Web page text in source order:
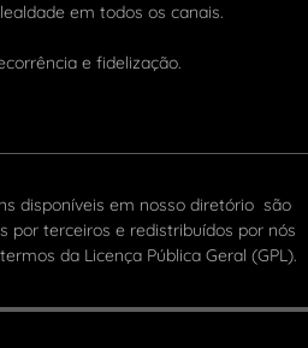
em todos os canais.
e fidelização.
disponíveis em nosso diretório são
por terceiros e redistribuídos por nós
da Licença Pública Geral (GPL).